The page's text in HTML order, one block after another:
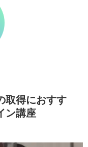
取得におすす
ン講座